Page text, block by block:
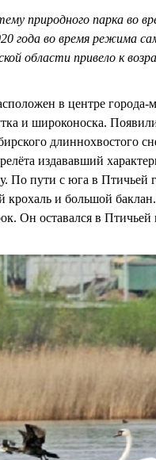
природного парка во
года во время режима
области привело к
в центре
и широконоска.
длиннохвостого
издававший
По пути с юга в Птичьей
крохаль и большой
Он оставался в Птичьей